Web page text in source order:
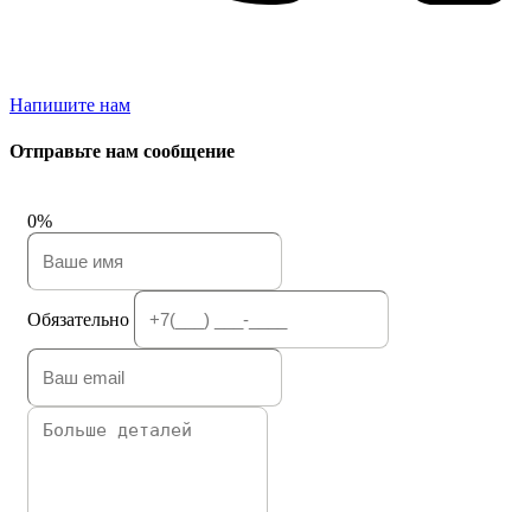
Напишите нам
Отправьте нам сообщение
0%
Обязательно